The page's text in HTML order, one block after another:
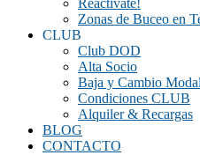
Reactívate!
Zonas de Buceo en
CLUB
Club DOD
Alta Socio
Baja y Cambio
Condiciones CLUB
Alquiler & Recargas
BLOG
CONTACTO